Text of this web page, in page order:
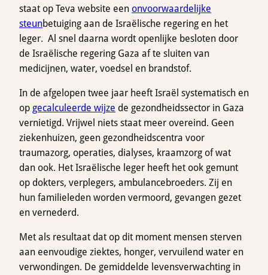
staat op Teva website een onvoorwaardelijke
steunbetuiging aan de Israëlische regering en het
leger. Al snel daarna wordt openlijke besloten door
de Israëlische regering Gaza af te sluiten van
medicijnen, water, voedsel en brandstof.
In de afgelopen twee jaar heeft Israël systematisch en
op gecalculeerde wijze de gezondheidssector in Gaza
vernietigd. Vrijwel niets staat meer overeind. Geen
ziekenhuizen, geen gezondheidscentra voor
traumazorg, operaties, dialyses, kraamzorg of wat
dan ook. Het Israëlische leger heeft het ook gemunt
op dokters, verplegers, ambulancebroeders. Zij en
hun familieleden worden vermoord, gevangen gezet
en vernederd.
Met als resultaat dat op dit moment mensen sterven
aan eenvoudige ziektes, honger, vervuilend water en
verwondingen. De gemiddelde levensverwachting in